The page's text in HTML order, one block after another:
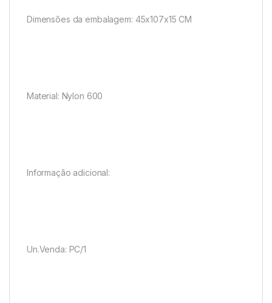
Dimensões da embalagem: 45x107x15 CM
Material: Nylon 600
Informação adicional:
Un.Venda: PC/1